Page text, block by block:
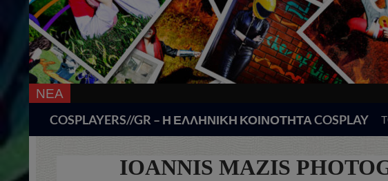
ΝΕΑ 18
COSPLAYERS//GR – Η ΕΛΛΗΝΙΚΗ ΚΟΙΝΟΤΗΤΑ COSPLAY
IOANNIS MAZIS